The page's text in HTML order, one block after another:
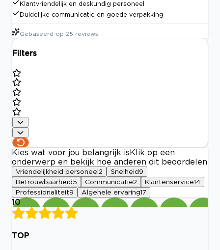
Klantvriendelijk en deskundig personeel
Duidelijke communicatie en goede verpakking
Gebaseerd op 25 reviews
Filters
Kies wat voor jou belangrijk is Klik op een
onderwerp en bekijk hoe anderen dit beoordelen
Vriendelijkheid personeel 2 Snelheid 9
Betrouwbaarheid 5 Communicatie2 Klantenservice14
Professionaliteit9 Algehele ervaring17
10
TOP